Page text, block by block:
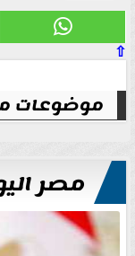
⇧
موضوعات
مصر